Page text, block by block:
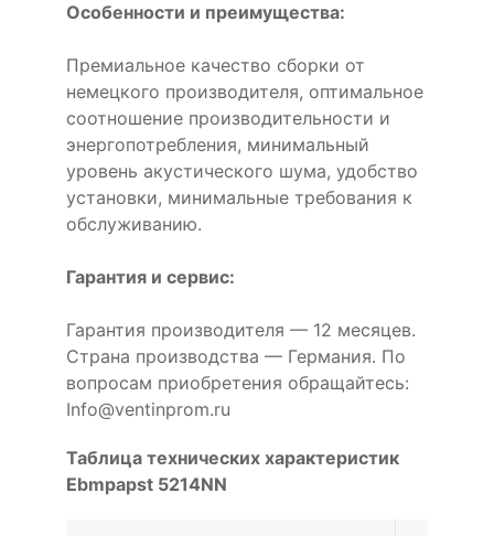
Особенности и преимущества:
Премиальное качество сборки от
немецкого производителя, оптимальное
соотношение производительности и
энергопотребления, минимальный
уровень акустического шума, удобство
установки, минимальные требования к
обслуживанию.
Гарантия и сервис:
Гарантия производителя — 12 месяцев.
Страна производства — Германия. По
вопросам приобретения обращайтесь:
Info@ventinprom.ru
Таблица технических характеристик
Ebmpapst 5214NN